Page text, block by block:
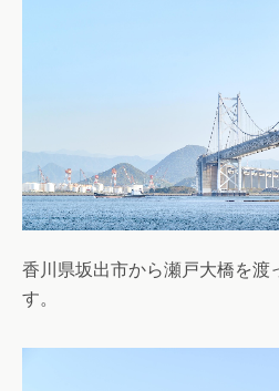
香川県坂出市から瀬戸大橋を渡
す。